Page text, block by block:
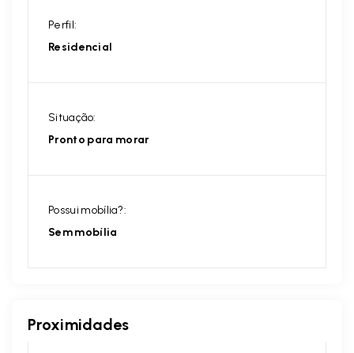
Perfil:
Residencial
Situação:
Pronto para morar
Possui mobília?:
Sem mobília
Proximidades